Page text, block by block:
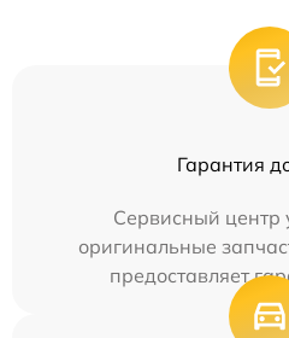
Гарантия
Сервисный центр
оригинальные
предоставляет